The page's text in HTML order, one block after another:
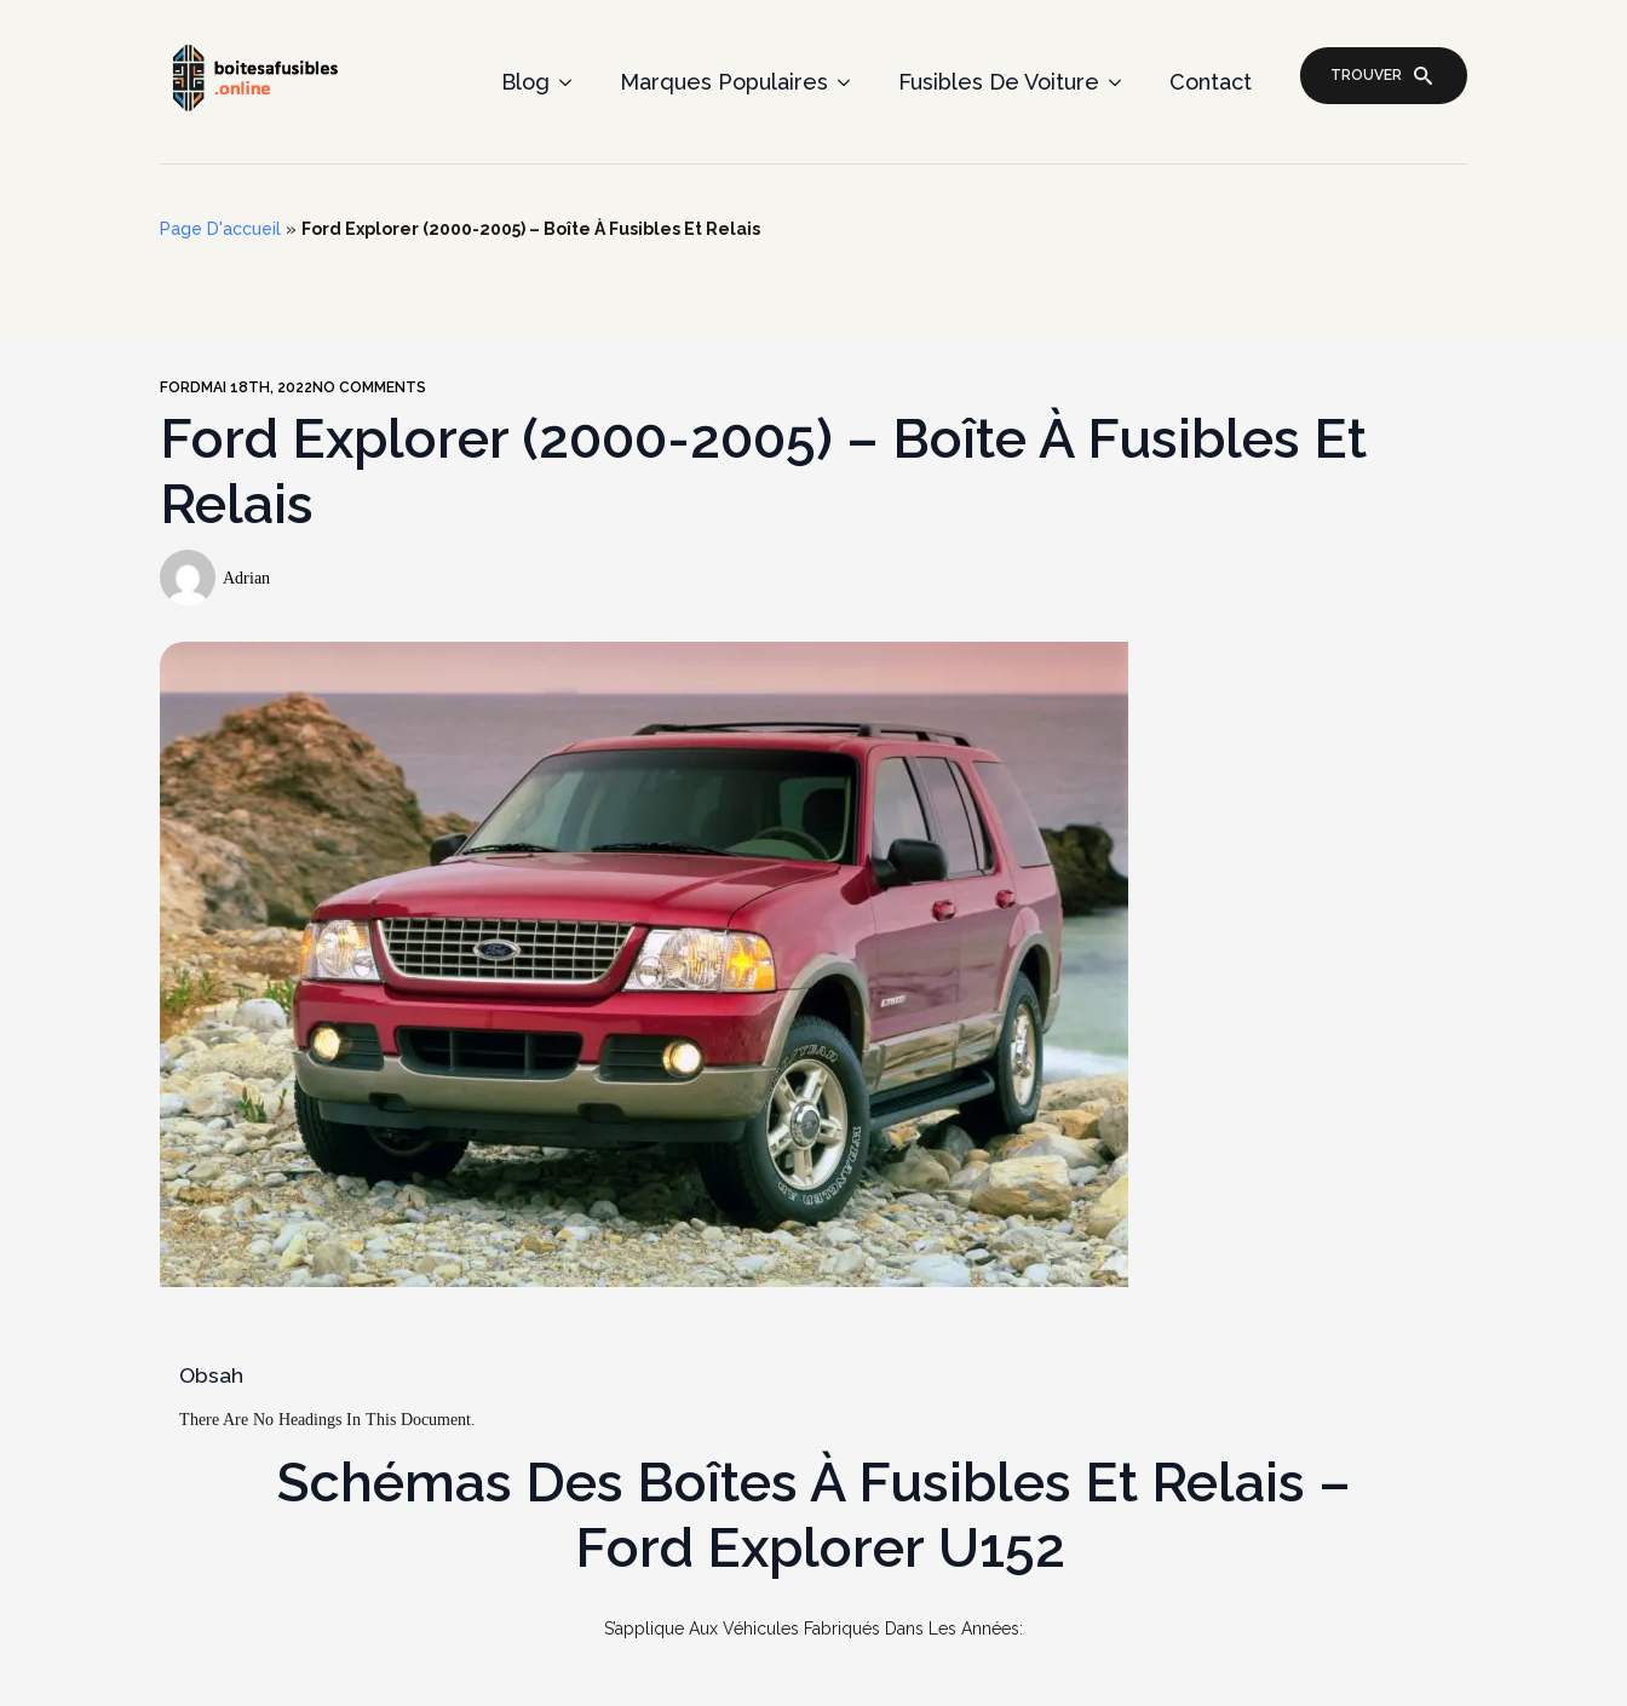
Blog Marques Populaires Fusibles De Voiture Contact TROUVER
Page D'accueil » Ford Explorer (2000-2005) – Boîte À Fusibles Et Relais
FORD MAI 18TH, 2022 NO COMMENTS
Ford Explorer (2000-2005) – Boîte À Fusibles Et
Relais
Adrian
Obsah
There Are No Headings In This Document.
Schémas Des Boîtes À Fusibles Et Relais –
Ford Explorer U152
S’applique Aux Véhicules Fabriqués Dans Les Années: